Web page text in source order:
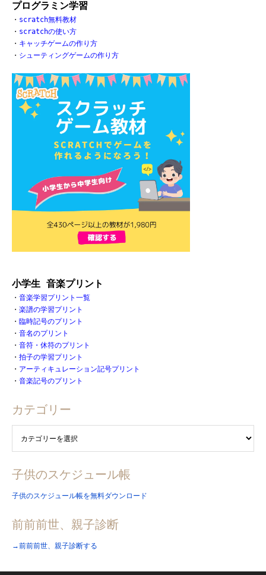
プログラミン学習
・ scratch無料教材
・ scratchの使い方
・ キャッチゲームの作り方
・ シューティングゲームの作り方
小学生 音楽プリント
・ 音楽学習プリント一覧
・ 楽譜の学習プリント
・ 臨時記号のプリント
・ 音名のプリント
・ 音符・休符のプリント
・ 拍子の学習プリント
・ アーティキュレーション記号プリント
・ 音楽記号のプリント
カテゴリー
子供のスケジュール帳
子供のスケジュール帳を無料ダウンロード
前前前世、親子診断
→前前前世、親子診断する